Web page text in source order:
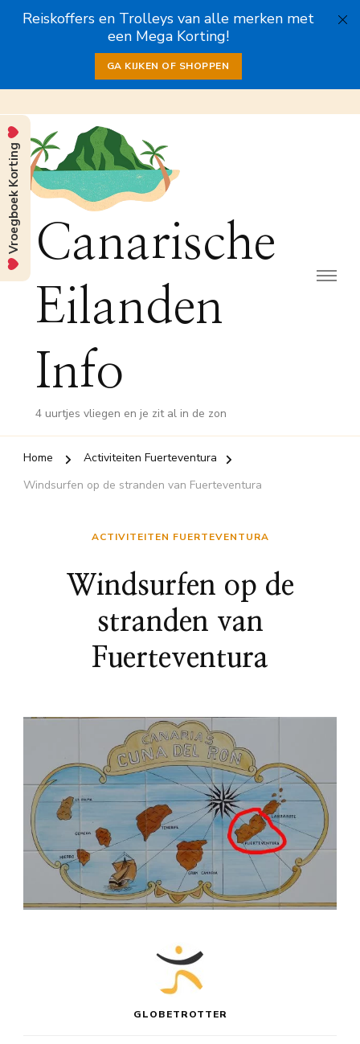
Reiskoffers en Trolleys van alle merken met
een Mega Korting!
GA KIJKEN OF SHOPPEN
Canarische
Eilanden
Info
4 uurtjes vliegen en je zit al in de zon
Home
Activiteiten Fuerteventura
Windsurfen op de stranden van Fuerteventura
ACTIVITEITEN FUERTEVENTURA
Windsurfen op de
stranden van
Fuerteventura
GLOBETROTTER
Vroegboek Korting